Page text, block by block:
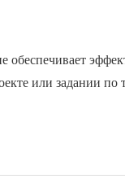
обеспечивает
или задании по